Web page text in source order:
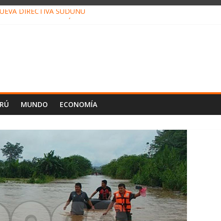
DIRECTIVA SUDUNU
MUNDO ECONOMÍA